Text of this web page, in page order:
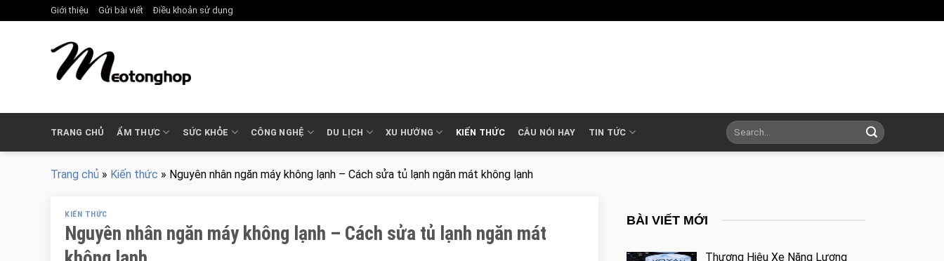
to
Giới thiệu Gửi bài viết Điều khoản sử dụng
TRANG CHỦ ẨM THỰC SỨC KHỎE CÔNG NGHỆ DU LỊCH XU HƯỚNG KIẾN THỨC CÂU NÓI HAY TIN TỨC
Trang chủ » Kiến thức » Nguyên nhân ngăn máy không lạnh – Cách sửa tủ lạnh ngăn mát không lạnh
KIẾN THỨC
Nguyên nhân ngăn máy không lạnh – Cách sửa tủ lạnh ngăn mát
BÀI VIẾT MỚI
Thương Hiệu Xe Năng Lượng